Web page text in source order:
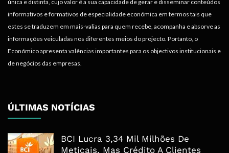
única e distinta, cujo valor é a sua capacidade de gerar e disseminar conteúdos
informativos e formativos de especialidade económica em termos tais que
estes se traduzem em mais-valias para quem recebe, acompanha e absorve as
informações veiculadas nos diferentes meios do projecto. Portanto, o
Económico apresenta valências importantes para os objectivos institucionais e
de negócios das empresas.
ÚLTIMAS NOTÍCIAS
BCI Lucra 3,34 Mil Milhões De
Meticais, Mas Crédito A Clientes